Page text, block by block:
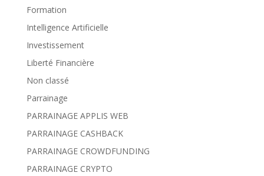
Formation
Intelligence Artificielle
Investissement
Liberté Financière
Non classé
Parrainage
PARRAINAGE APPLIS WEB
PARRAINAGE CASHBACK
PARRAINAGE CROWDFUNDING
PARRAINAGE CRYPTO